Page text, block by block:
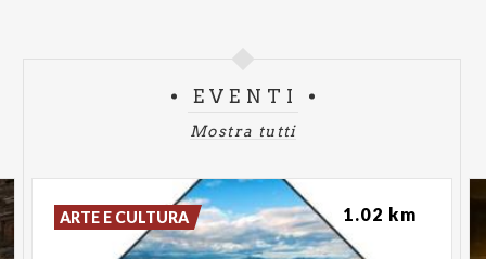
EVENTI
Mostra tutti
ARTE E CULTURA 1.02 km